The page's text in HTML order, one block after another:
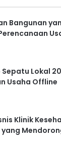
Bangunan
Lokal
Usaha Offline
Klinik